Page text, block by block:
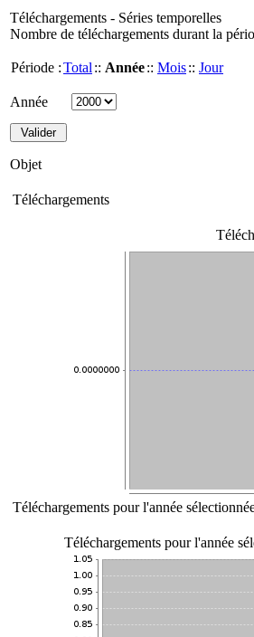
Téléchargements - Séries temporelles
Nombre de téléchargements durant la
Période :Total :: Année:: Mois:: Jour
Année
Objet
Téléchargements
Téléchargements pour l'année
Téléchargements pour l'année